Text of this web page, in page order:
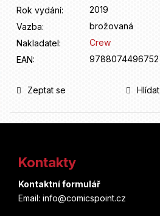
Rok vydání:
2019
Vazba:
brožovaná
Nakladatel:
Crew
EAN: 9788074496752
Zeptat se Hlídat
Kontakty
Kontaktní formulář
Email: info@comicspoint.cz